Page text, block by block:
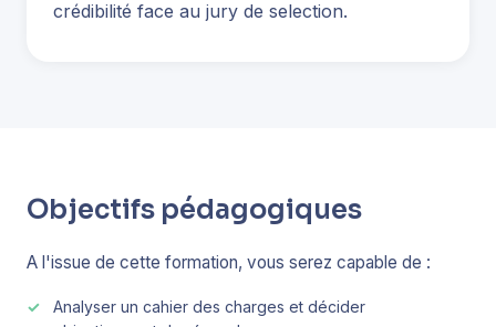
crédibilité face au jury de selection.
Objectifs pédagogiques
A l'issue de cette formation, vous serez capable de :
Analyser un cahier des charges et décider